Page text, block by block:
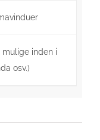
inden i
osv.)